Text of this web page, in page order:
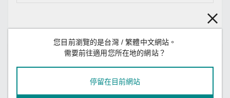
您目前瀏覽的是台灣 / 繁體中文網站。
需要前往適用您所在地的網站？
停留在目前網站